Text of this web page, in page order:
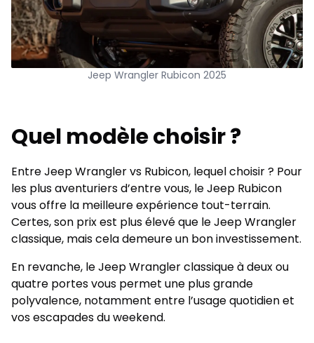
Jeep Wrangler Rubicon 2025
Quel modèle choisir ?
Entre Jeep Wrangler vs Rubicon, lequel choisir ? Pour
les plus aventuriers d’entre vous, le Jeep Rubicon
vous offre la meilleure expérience tout-terrain.
Certes, son prix est plus élevé que le Jeep Wrangler
classique, mais cela demeure un bon investissement.
En revanche, le Jeep Wrangler classique à deux ou
quatre portes vous permet une plus grande
polyvalence, notamment entre l’usage quotidien et
vos escapades du weekend.